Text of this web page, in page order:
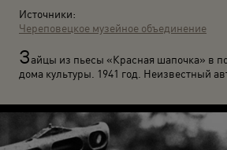
Источники:
Череповецкое музейное объединение
Зайцы из пьесы «Красная шапочка» в
дома культуры. 1941 год. Неизвестный